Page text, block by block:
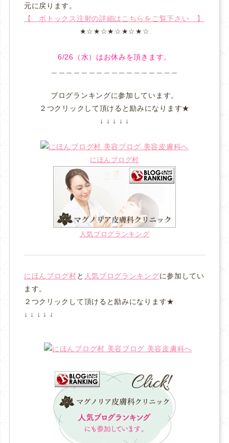
元に戻ります。
【 ボトックス注射の詳細はこちらをご覧下さい 】
★☆★☆★☆★☆★☆
6/26（水）はお休みを頂きます。
ブログランキングに参加しています。
２つクリックして頂けると励みになります★
↓ ↓ ↓ ↓ ↓
にほんブログ村
人気ブログランキング
にほんブログ村と 人気ブログランキングに参加してい
ます。
２つクリックして頂けると励みになります★
↓ ↓ ↓ ↓ ↓